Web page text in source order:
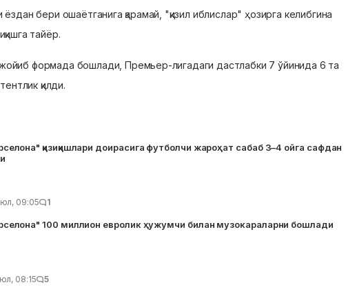
бери ошаётганига қарамай, "қизил иблислар" ҳозирга келибгина
тайёр.
формада бошлади, Премьер-лигадаги дастлабки 7 ўйинида 6 та
қилди.
қизиқишлари доирасига футболчи жароҳат сабаб 3–4 ойга сафдан
09:05 1
100 миллион евролик ҳужумчи билан музокараларни бошлади
08:15 5